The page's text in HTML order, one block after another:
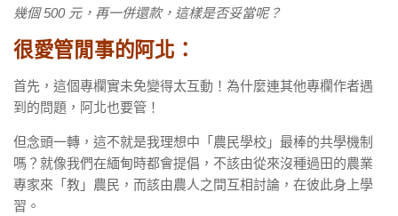
幾個 500 元，再一併還款，這樣是否妥當呢？
很愛管閒事的阿北：
首先，這個專欄實未免變得太互動！為什麼連其他專欄作者遇
到的問題，阿北也要管！
但念頭一轉，這不就是我理想中「農民學校」最棒的共學機制
嗎？就像我們在緬甸時都會提倡，不該由從來沒種過田的農業
專家來「教」農民，而該由農人之間互相討論，在彼此身上學
習。